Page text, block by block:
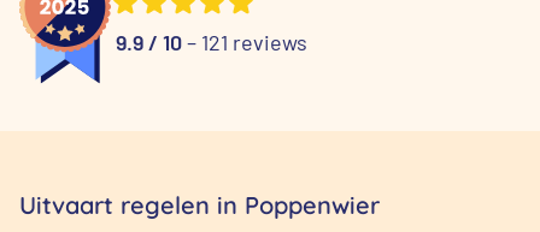
9.9 / 10– 121 reviews
Uitvaart regelen in Poppenwier